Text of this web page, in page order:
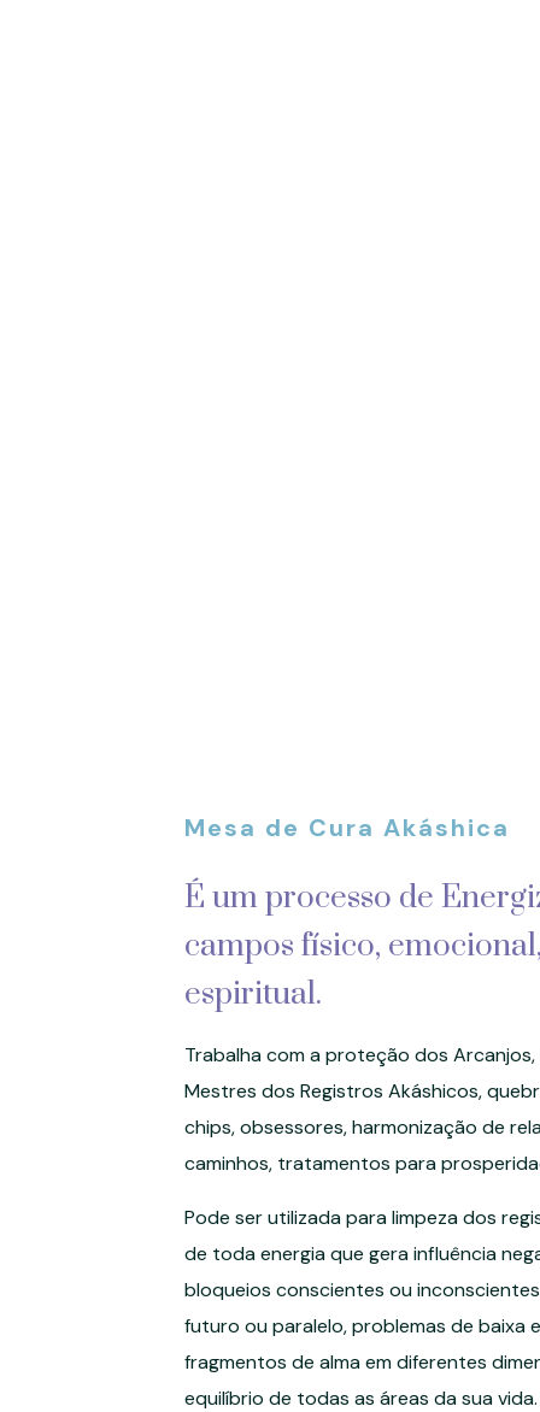
Mesa de Cura Akáshica
É um processo de
campos físico,
espiritual.
Trabalha com a proteção dos
Mestres dos Registros Akáshicos,
chips, obsessores, harmonização de
caminhos, tratamentos para
Pode ser utilizada para limpeza dos
de toda energia que gera influência
bloqueios conscientes ou
futuro ou paralelo, problemas de baixa
fragmentos de alma em diferentes
equilíbrio de todas as áreas da sua vida.